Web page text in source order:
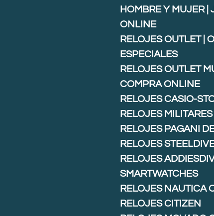
HOMBRE Y MUJER |
ONLINE
RELOJES OUTLET |
ESPECIALES
RELOJES OUTLET
COMPRA ONLINE
RELOJES CASIO-
RELOJES MILITARES
RELOJES PAGANI
RELOJES
RELOJES
SMARTWATCHES
RELOJES NAUTICA
RELOJES CITIZEN